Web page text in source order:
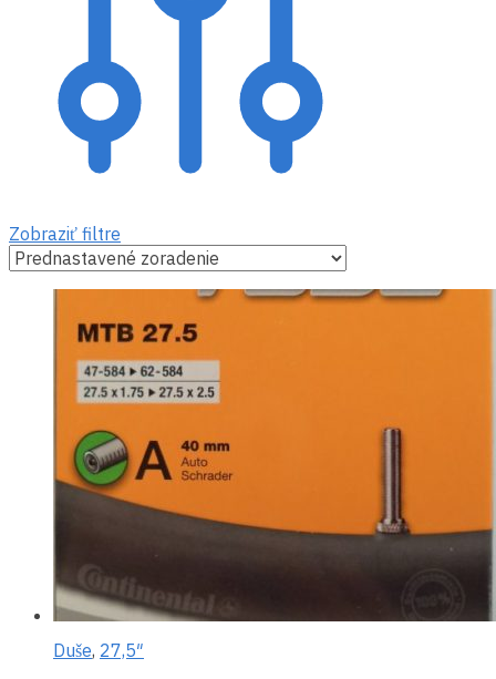
Zobraziť filtre
Duše, 27,5″